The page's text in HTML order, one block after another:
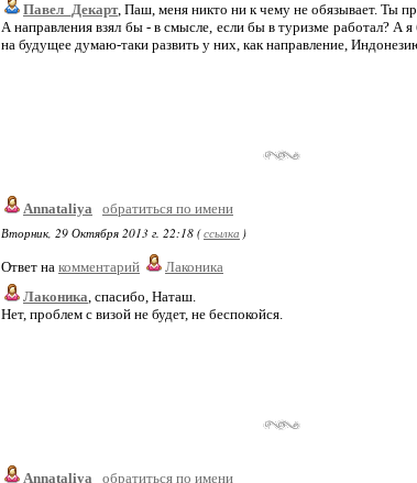
Павел_Декарт, Паш, меня никто ни к чему не обязывает. Ты
А направления взял бы - в смысле, если бы в туризме работал?
на будущее думаю-таки развить у них, как направление,
Annataliya
обратиться по имени
Вторник, 29 Октября 2013 г. 22:18 (ссылка )
Ответ на комментарий
Лаконика
Лаконика, спасибо, Наташ.
Нет, проблем с визой не будет, не беспокойся.
Annataliya обратиться по имени